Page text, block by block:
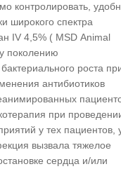
контролировать,
широкого спектра
IV 4,5% ( MSD Animal
поколению
роста
антибиотиков
при
у тех пациентов,
вызвала тяжелое
сердца и/или